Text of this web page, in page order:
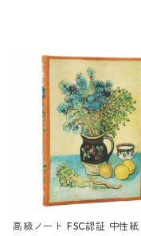
高級ノート FSC認証 中性